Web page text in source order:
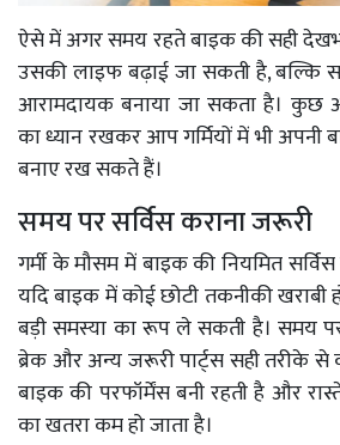
ऐसे में अगर समय रहते बाइक की सही
उसकी लाइफ बढ़ाई जा सकती है, बल्कि
आरामदायक बनाया जा सकता है। कुछ
का ध्यान रखकर आप गर्मियों में भी अपनी
बनाए रख सकते हैं।
समय पर सर्विस कराना जरूरी
गर्मी के मौसम में बाइक की नियमित
यदि बाइक में कोई छोटी तकनीकी खराबी
बड़ी समस्या का रूप ले सकती है। समय
ब्रेक और अन्य जरूरी पार्ट्स सही तरीके
बाइक की परफॉर्मेंस बनी रहती है और
का खतरा कम हो जाता है।